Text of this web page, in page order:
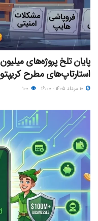
استارتاپ‌های مطرح کریپتو